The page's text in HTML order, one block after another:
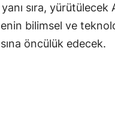
sıra, yürütülecek
bilimsel ve
öncülük edecek.